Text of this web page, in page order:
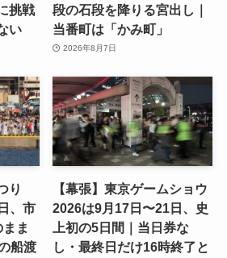
挑戦
い
段の石段を降りる宮出し｜
当番町は「かみ町」
2026年8月7日
り
、市
ま
船渡
【幕張】東京ゲームショウ
2026は9月17日〜21日、史
上初の5日間｜当日券な
し・最終日だけ16時終了と